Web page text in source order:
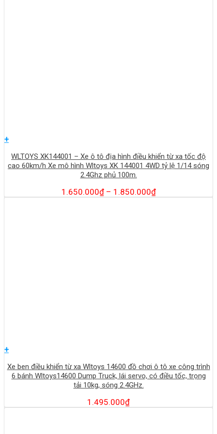
+
WLTOYS XK144001 – Xe ô tô địa hình điều khiển từ xa tốc độ
cao 60km/h Xe mô hình Wltoys XK 144001 4WD tỷ lệ 1/14 sóng
2.4Ghz phủ 100m.
1.650.000₫– 1.850.000₫
+
Xe ben điều khiển từ xa Wltoys 14600 đồ chơi ô tô xe công trình
6 bánh Wltoys14600 Dump Truck, lái servo, có điều tốc, trọng
tải 10kg, sóng 2.4GHz.
1.495.000₫